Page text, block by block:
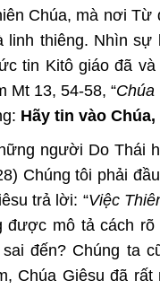
Chúa, mà nơi
thiêng. Nhìn
tin Kitô giáo đã
Mt 13, 54-58, “Chúa
Hãy tin vào
người Do Thái
Chúng tôi phải
trả lời: “Việc
được mô tả cách
đến? Chúng ta
Chúa Giêsu đã